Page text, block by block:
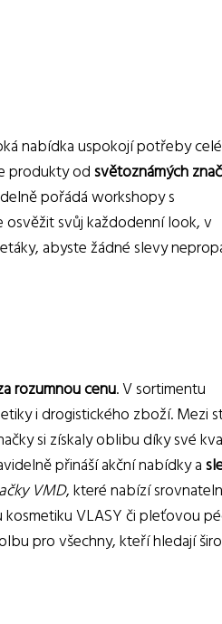
nabídka uspokojí potřeby celé
produkty odsvětoznámých
pořádá workshopy s
svůj každodenní look, v
abyste žádné slevy
rozumnou cenu. V sortimentu
i drogistického zboží. Mezi
si získaly oblibu díky své
přináší akční nabídky a
VMD, které nabízí
VLASY či pleťovou
pro všechny, kteří hledají